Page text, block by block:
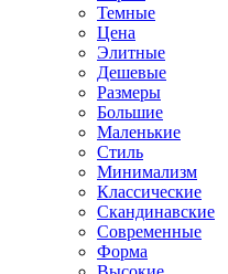
Темные
Цена
Элитные
Дешевые
Размеры
Большие
Маленькие
Стиль
Минимализм
Классические
Скандинавские
Современные
Форма